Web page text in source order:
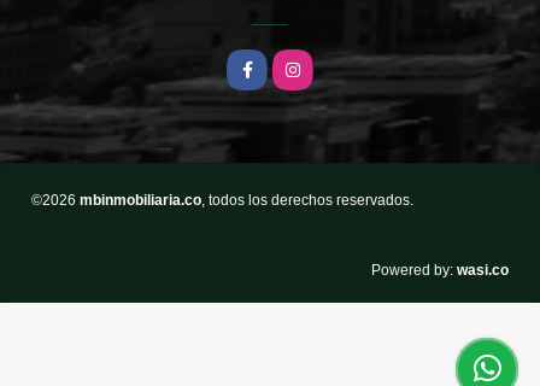
FacebookInstagram
©2026 mbinmobiliaria.co , todos los derechos reservados.
Powered by: wasi.co